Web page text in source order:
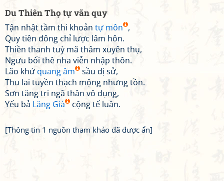
Du Thiên Thọ tự vãn quy
Tận nhật tầm thi khoản tự môn ,
Quy tiên đông chỉ lược lâm hôn.
Thiền thanh tuỳ mã thâm xuyên thụ,
Ngưu bối thê nha viễn nhập thôn.
Lão khứquang âm
sầu dị sử,
Thu lai tuyền thạch mộng nhưng tồn.
Sơn tăng tri ngã thân vô dụng,
Yếu bả Lăng Già cộng tế luân.
[Thông tin 1 nguồn tham khảo đã được ẩn]